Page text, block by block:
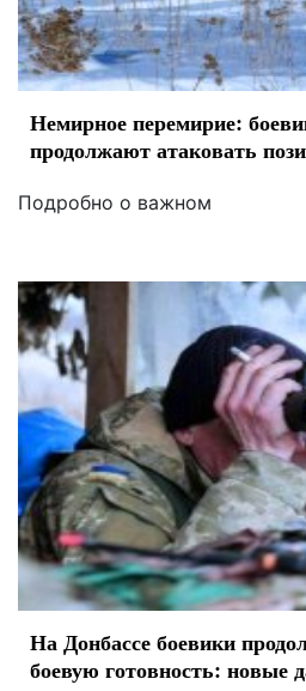
Немирное перемирие:
продолжают атаковать
Подробно о важном
На Донбассе боевики
боевую готовность: новые